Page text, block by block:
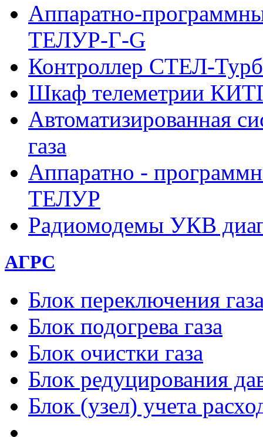
Аппаратно-
ТЕЛУР-Г-G
Контроллер СТЕЛ-
Шкаф телеметрии
Автоматизированная
газа
Аппаратно -
ТЕЛУР
Радиомодемы УКВ
АГРС
Блок переключения
Блок подогрева газа
Блок очистки газа
Блок редуцирования
Блок (узел) учета